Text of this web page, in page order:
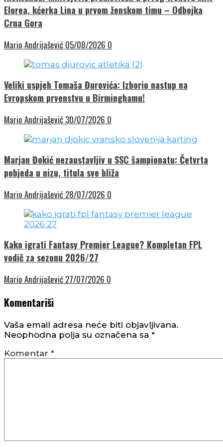
Elorea, kćerka Lina u prvom ženskom timu – Odbojka
Crna Gora
Mario Andrijašević 05/08/2026 0
Veliki uspjeh Tomaša Đurovića: Izborio nastup na
Evropskom prvenstvu u Birminghamu!
Mario Andrijašević 30/07/2026 0
Marjan Đokić nezaustavljiv u SSC šampionatu: Četvrta
pobjeda u nizu, titula sve bliža
Mario Andrijašević 28/07/2026 0
Kako igrati Fantasy Premier League? Kompletan FPL
vodič za sezonu 2026/27
Mario Andrijašević 27/07/2026 0
Komentariši
Vaša email adresa neće biti objavljivana.
Neophodna polja su označena sa *
Komentar *